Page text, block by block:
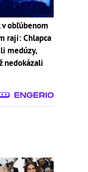
obľúbenom
raji: Chlapca
medúzy,
nedokázali